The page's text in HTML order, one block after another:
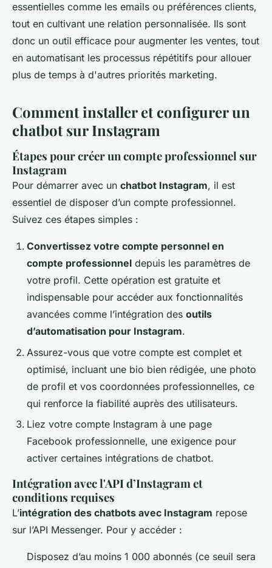
essentielles comme les emails ou préférences clients,
tout en cultivant une relation personnalisée. Ils sont
donc un outil efficace pour augmenter les ventes, tout
en automatisant les processus répétitifs pour allouer
plus de temps à d'autres priorités marketing.
Comment installer et configurer un
chatbot sur Instagram
Étapes pour créer un compte professionnel sur
Instagram
Pour démarrer avec un chatbot Instagram, il est
essentiel de disposer d’un compte professionnel.
Suivez ces étapes simples :
Convertissez votre compte personnel en
compte professionnel depuis les paramètres de
votre profil. Cette opération est gratuite et
indispensable pour accéder aux fonctionnalités
avancées comme l’intégration des outils
d’automatisation pour Instagram.
Assurez-vous que votre compte est complet et
optimisé, incluant une bio bien rédigée, une photo
de profil et vos coordonnées professionnelles, ce
qui renforce la fiabilité auprès des utilisateurs.
Liez votre compte Instagram à une page
Facebook professionnelle, une exigence pour
activer certaines intégrations de chatbot.
Intégration avec l'API d’Instagram et
conditions requises
L’intégration des chatbots avec Instagram repose
sur l’API Messenger. Pour y accéder :
Disposez d’au moins 1 000 abonnés (ce seuil sera